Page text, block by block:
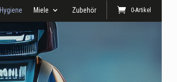
Hygiene Miele Zubehör 0-Artikel